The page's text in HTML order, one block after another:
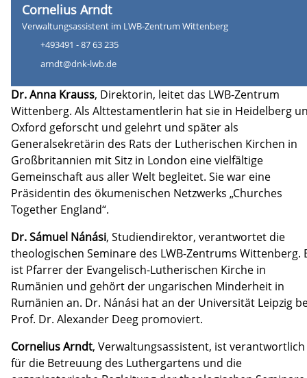
Cornelius Arndt
Verwaltungsassistent im LWB-Zentrum Wittenberg
+493491 - 87 63 235
arndt@dnk-lwb.de
Dr. Anna Krauss, Direktorin, leitet das LWB-Zentrum
Wittenberg. Als Alttestamentlerin hat sie in Heidelberg
Oxford geforscht und gelehrt und später als
Generalsekretärin des Rats der Lutherischen Kirchen in
Großbritannien mit Sitz in London eine vielfältige
Gemeinschaft aus aller Welt begleitet. Sie war eine
Präsidentin des ökumenischen Netzwerks „Churches
Together England“.
Dr. Sámuel Nánási, Studiendirektor, verantwortet die
theologischen Seminare des LWB-Zentrums Wittenberg.
ist Pfarrer der Evangelisch-Lutherischen Kirche in
Rumänien und gehört der ungarischen Minderheit in
Rumänien an. Dr. Nánási hat an der Universität Leipzig
Prof. Dr. Alexander Deeg promoviert.
Cornelius Arndt, Verwaltungsassistent, ist verantwortlich
für die Betreuung des Luthergartens und die